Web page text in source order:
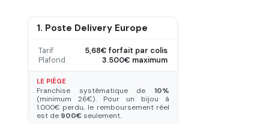
1. Poste Delivery Europe
Tarif
5,68€ forfait par colis
Plafond
3.500€ maximum
LE PIÈGE
Franchise systématique de10%
(minimum 26€). Pour un bijou à
1.000€ perdu, le remboursement réel
est de 900€seulement.